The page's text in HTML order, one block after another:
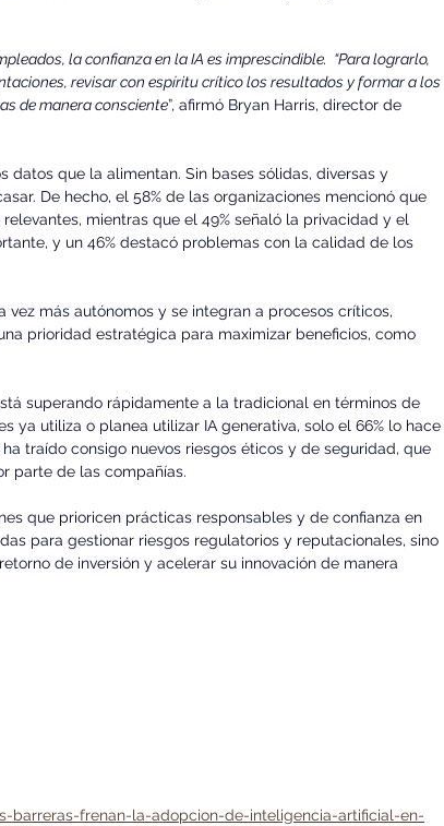
la confianza en la IA es imprescindible.  “Para lograrlo,
revisar con espíritu crítico los resultados y formar a los
de manera consciente”, afirmó Bryan Harris, director de
datos que la alimentan. Sin bases sólidas, diversas y
De hecho, el 58% de las organizaciones mencionó que
mientras que el 49% señaló la privacidad y el
y un 46% destacó problemas con la calidad de los
vez más autónomos y se integran a procesos críticos,
prioridad estratégica para maximizar beneficios, como
superando rápidamente a la tradicional en términos de
ya utiliza o planea utilizar IA generativa, solo el 66% lo hace
traído consigo nuevos riesgos éticos y de seguridad, que
parte de las compañías.
que prioricen prácticas responsables y de confianza en
para gestionar riesgos regulatorios y reputacionales, sino
de inversión y acelerar su innovación de manera
frenan-la-adopcion-de-inteligencia-artificial-en-